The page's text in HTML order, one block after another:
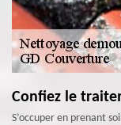
Confiez le
S’occuper en prenant